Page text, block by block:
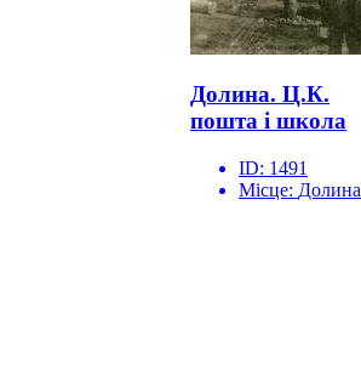
Долина. Ц.К.
пошта і школа
ID: 1491
Місце: Долина